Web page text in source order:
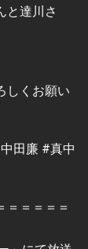
と達川さ
しくお願い
田廉 #真中
＝＝＝＝＝